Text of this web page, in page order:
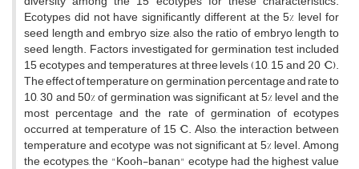
Ecotypes did not have significantly different at the 5% level for
seed length and embryo size, also the ratio of embryo length to
seed length. Factors investigated for germination test included
15 ecotypes and temperatures at three levels (10, 15 and 20 °C).
The effect of temperature on germination percentage and rate to
10, 30 and 50% of germination was significant at 5% level and the
most percentage and the rate of germination of ecotypes
occurred at temperature of 15 °C. Also, the interaction between
temperature and ecotype was not significant at 5% level. Among
the ecotypes, the "Kooh-banan" ecotype had the highest value